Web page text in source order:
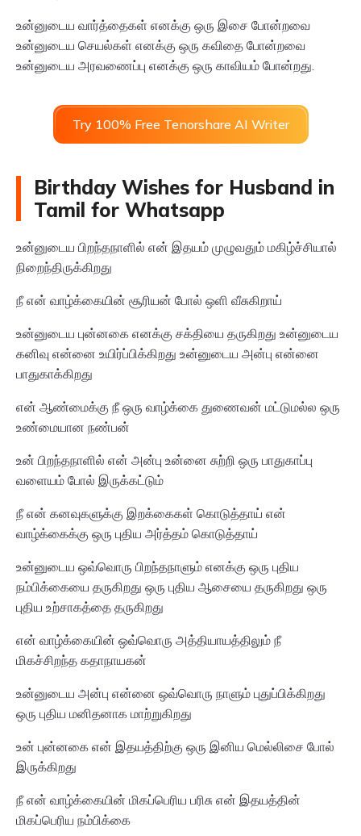
உன்னுடைய வார்த்தைகள் எனக்கு ஒரு இசை போன்றவை
உன்னுடைய செயல்கள் எனக்கு ஒரு கவிதை போன்றவை
உன்னுடைய அரவணைப்பு எனக்கு ஒரு காவியம் போன்றது.
Try 100% Free Tenorshare AI Writer
Birthday Wishes for Husband in
Tamil for Whatsapp
உன்னுடைய பிறந்தநாளில் என் இதயம் முழுவதும் மகிழ்ச்சியால்
நிறைந்திருக்கிறது
நீ என் வாழ்க்கையின் சூரியன் போல் ஒளி வீசுகிறாய்
உன்னுடைய புன்னகை எனக்கு சக்தியை தருகிறது உன்னுடைய
கனிவு என்னை உயிர்ப்பிக்கிறது உன்னுடைய அன்பு என்னை
பாதுகாக்கிறது
என் ஆண்மைக்கு நீ ஒரு வாழ்க்கை துணைவன் மட்டுமல்ல ஒரு
உண்மையான நண்பன்
உன் பிறந்தநாளில் என் அன்பு உன்னை சுற்றி ஒரு பாதுகாப்பு
வளையம் போல் இருக்கட்டும்
நீ என் கனவுகளுக்கு இறக்கைகள் கொடுத்தாய் என்
வாழ்க்கைக்கு ஒரு புதிய அர்த்தம் கொடுத்தாய்
உன்னுடைய ஒவ்வொரு பிறந்தநாளும் எனக்கு ஒரு புதிய
நம்பிக்கையை தருகிறது ஒரு புதிய ஆசையை தருகிறது ஒரு
புதிய உற்சாகத்தை தருகிறது
என் வாழ்க்கையின் ஒவ்வொரு அத்தியாயத்திலும் நீ
மிகச்சிறந்த கதாநாயகன்
உன்னுடைய அன்பு என்னை ஒவ்வொரு நாளும் புதுப்பிக்கிறது
ஒரு புதிய மனிதனாக மாற்றுகிறது
உன் புன்னகை என் இதயத்திற்கு ஒரு இனிய மெல்லிசை போல்
இருக்கிறது
நீ என் வாழ்க்கையின் மிகப்பெரிய பரிசு என் இதயத்தின்
மிகப்பெரிய நம்பிக்கை